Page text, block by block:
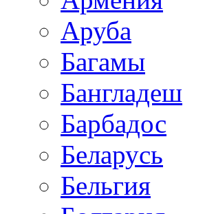
Аруба
Багамы
Бангладеш
Барбадос
Беларусь
Бельгия